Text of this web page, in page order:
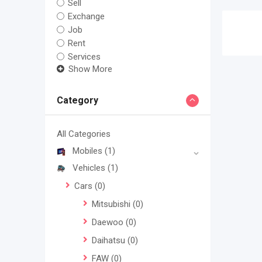
Sell
Exchange
Job
Rent
Services
Show More
Category
All Categories
Mobiles (1)
Vehicles (1)
Cars (0)
Mitsubishi (0)
Daewoo (0)
Daihatsu (0)
FAW (0)